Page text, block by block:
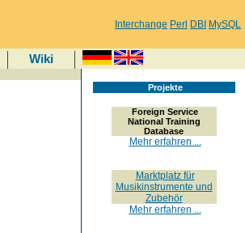
Interchange Perl DBI MySQL
Wiki
Projekte
Foreign Service
National Training
Database
Mehr erfahren ...
Marktplatz für
Musikinstrumente und
Zubehör
Mehr erfahren ...